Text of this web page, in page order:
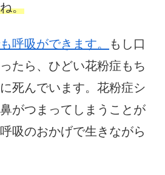
。
呼吸ができます。
もし口
たら、ひどい花粉症もち
死んでいます。花粉症シ
がつまってしまうことが
吸のおかげで生きながら